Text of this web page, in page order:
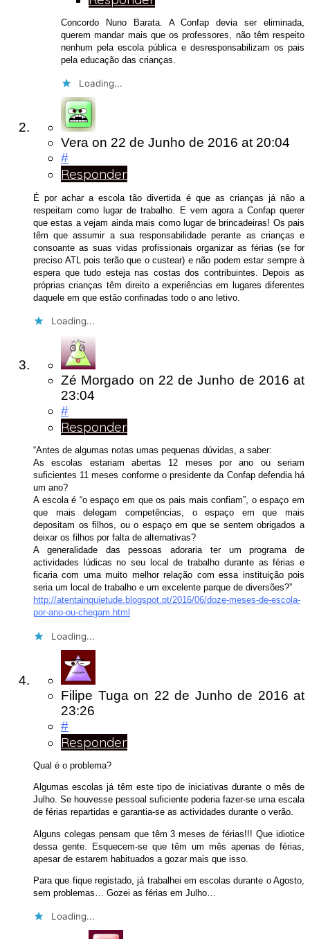
Concordo Nuno Barata. A Confap devia ser eliminada,
querem mandar mais que os professores, não têm respeito
nenhum pela escola pública e desresponsabilizam os pais
pela educação das crianças.
Loading...
Vera on 22 de Junho de 2016 at 20:04
#
Responder
É por achar a escola tão divertida é que as crianças já não a
respeitam como lugar de trabalho. E vem agora a Confap querer
que estas a vejam ainda mais como lugar de brincadeiras! Os pais
têm que assumir a sua responsabilidade perante as crianças e
consoante as suas vidas profissionais organizar as férias (se for
preciso ATL pois terão que o custear) e não podem estar sempre à
espera que tudo esteja nas costas dos contribuintes. Depois as
próprias crianças têm direito a experiências em lugares diferentes
daquele em que estão confinadas todo o ano letivo.
Loading...
Zé Morgado on 22 de Junho de 2016 at
23:04
#
Responder
“Antes de algumas notas umas pequenas dúvidas, a saber:
As escolas estariam abertas 12 meses por ano ou seriam
suficientes 11 meses conforme o presidente da Confap defendia há
um ano?
A escola é “o espaço em que os pais mais confiam”, o espaço em
que mais delegam competências, o espaço em que mais
depositam os filhos, ou o espaço em que se sentem obrigados a
deixar os filhos por falta de alternativas?
A generalidade das pessoas adoraria ter um programa de
actividades lúdicas no seu local de trabalho durante as férias e
ficaria com uma muito melhor relação com essa instituição pois
seria um local de trabalho e um excelente parque de diversões?”
http://atentainquietude.blogspot.pt/2016/06/doze-meses-de-escola-
por-ano-ou-chegam.html
Loading...
Filipe Tuga on 22 de Junho de 2016 at
23:26
#
Responder
Qual é o problema?
Algumas escolas já têm este tipo de iniciativas durante o mês de
Julho. Se houvesse pessoal suficiente poderia fazer-se uma escala
de férias repartidas e garantia-se as actividades durante o verão.
Alguns colegas pensam que têm 3 meses de férias!!! Que idiotice
dessa gente. Esquecem-se que têm um mês apenas de férias,
apesar de estarem habituados a gozar mais que isso.
Para que fique registado, já trabalhei em escolas durante o Agosto,
sem problemas… Gozei as férias em Julho…
Loading...